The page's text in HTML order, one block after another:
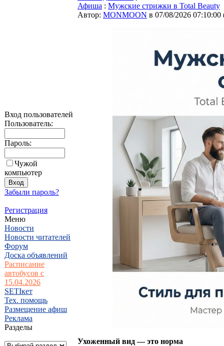
Вход пользователей
Пользователь:
Пароль:
Чужой
компьютер
Забыли пароль?
Регистрация
Меню
Новости
Новости читателей
Форум
Доска объявлений
Расписание
автобусов с
15.04.2026
SETIкет
Тех. помощь
Размещение афиш
Реклама
Разделы
Афиша : Мужские стрижки в Total Beauty
Автор: MONMOON в 07/08/2026 07:10:00
Ухоженный вид — это норма